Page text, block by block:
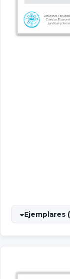
Ejemplares